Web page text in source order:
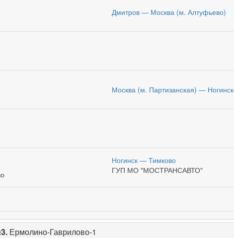
Дмитров — Москва (м. Алтуфьево)
Москва (м. Партизанская) — Ногинск
Ногинск — Тимково
ГУП МО "МОСТРАНСАВТО"
Ермолино-Гаврилово-1